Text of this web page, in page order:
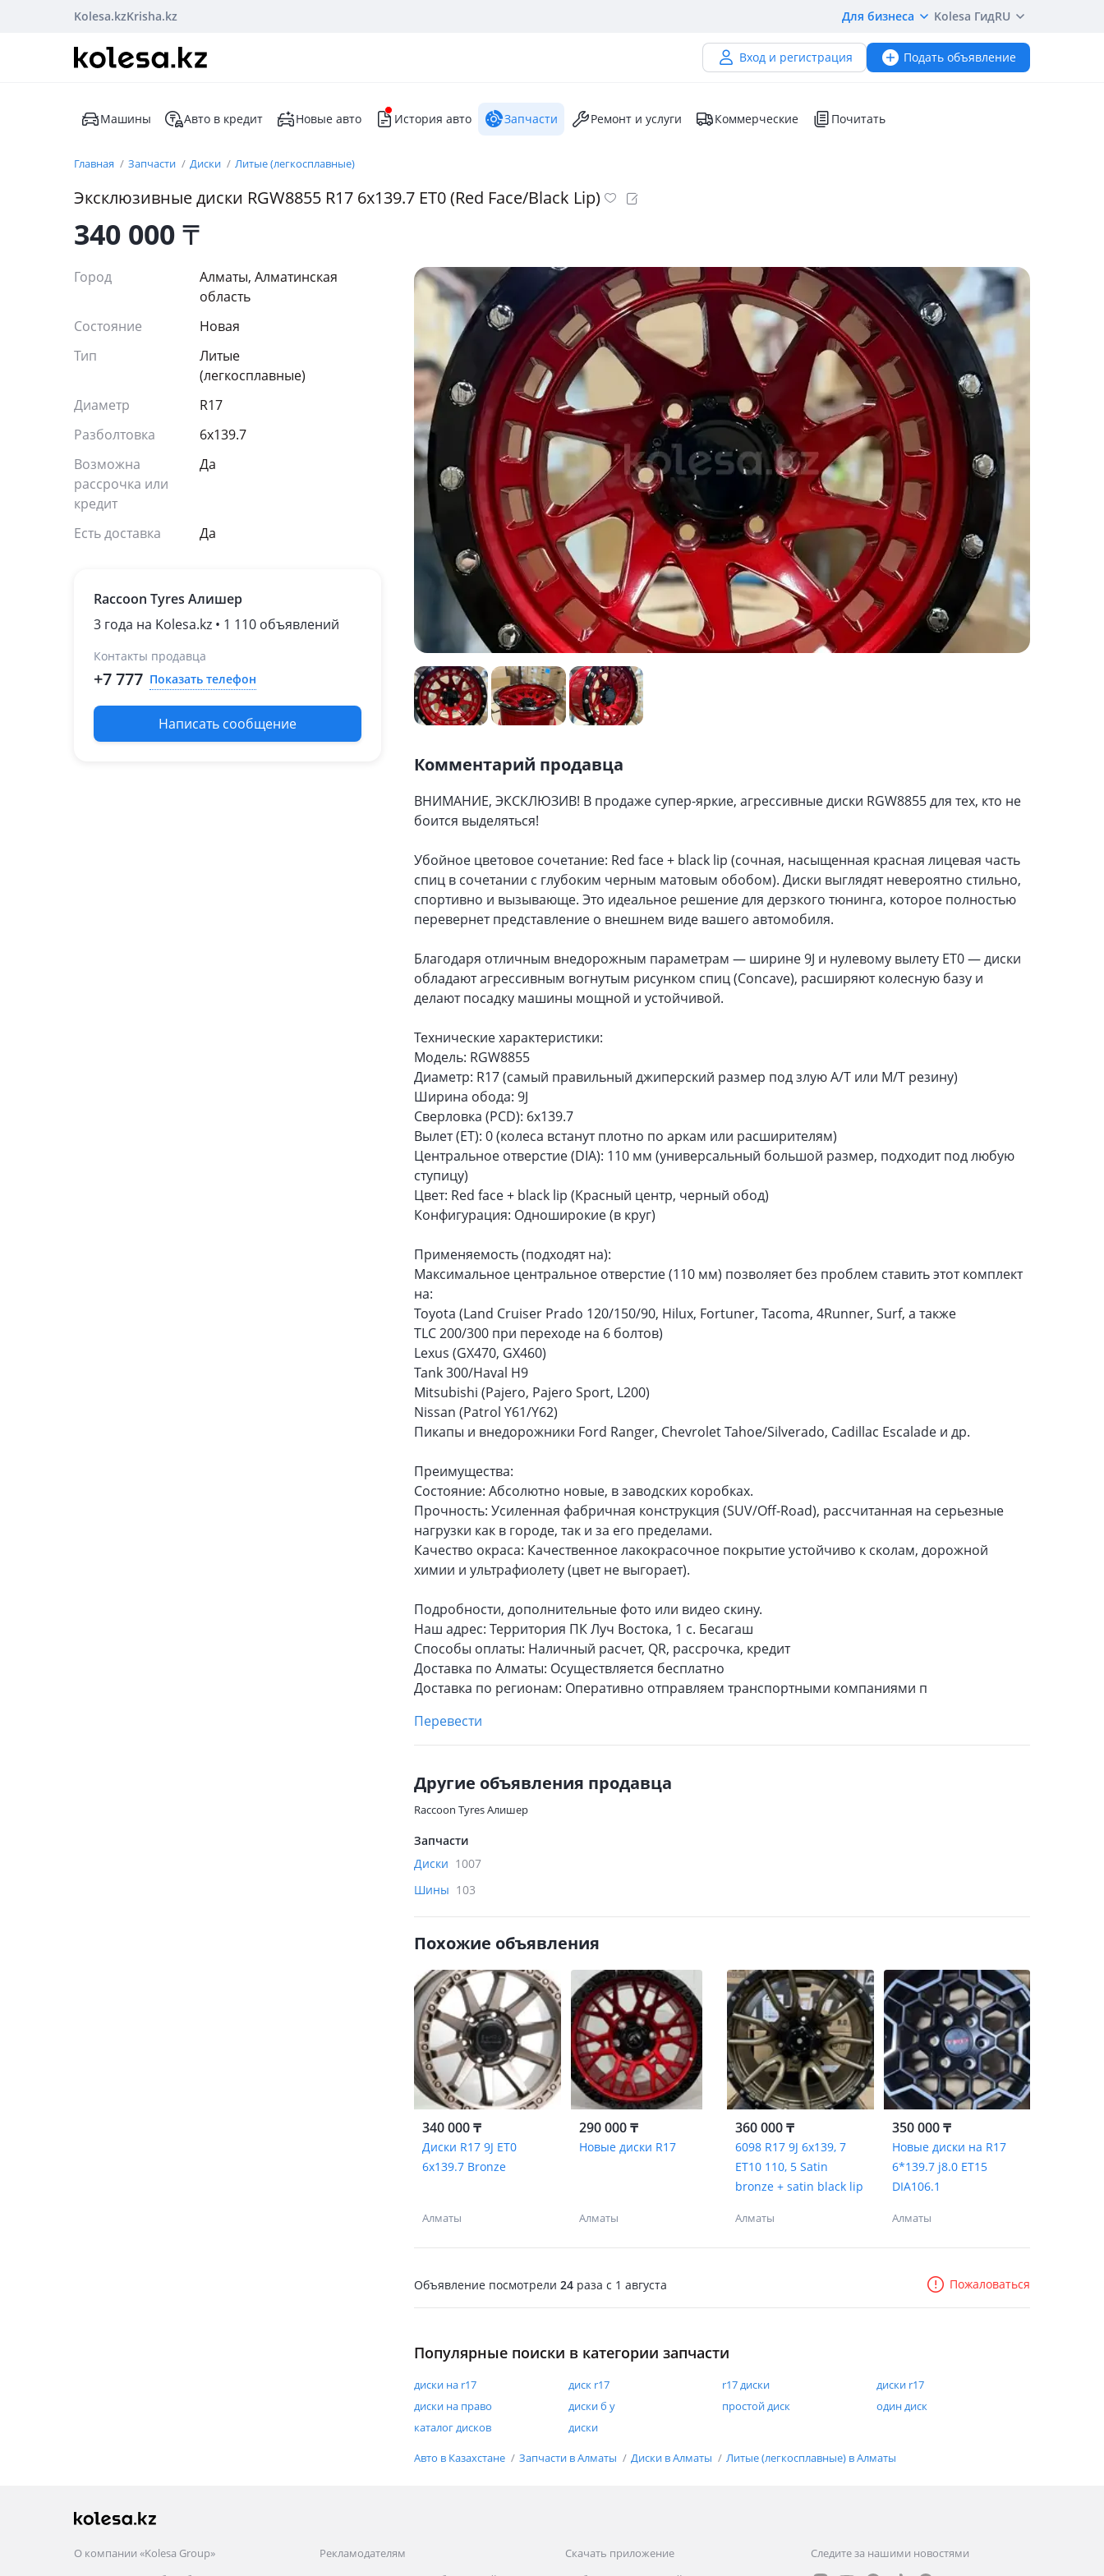
Kolesa.kzKrisha.kz Для бизнеса Kolesa ГидRU
Вход и регистрация Подать объявление
Машины Авто в кредит Новые авто История авто Запчасти Ремонт и услуги Коммерческие Почитать
Главная Запчасти Диски Литые (легкосплавные)
Эксклюзивные диски RGW8855 R17 6x139.7 ET0 (Red Face/Black Lip)
340 000₸
Город
Алматы, Алматинская
область
Состояние
Новая
Тип
Литые
(легкосплавные)
Диаметр
R17
Разболтовка
6x139.7
Возможна
рассрочка или
кредит
Да
Есть доставка Да
Raccoon Tyres Алишер
3 года на Kolesa.kz • 1 110 объявлений
Контакты продавца
+7 777 Показать телефон
Написать сообщение
Комментарий продавца
ВНИМАНИЕ, ЭКСКЛЮЗИВ! В продаже супер-яркие, агрессивные диски RGW8855 для тех, кто не
боится выделяться!
Убойное цветовое сочетание: Red face + black lip (сочная, насыщенная красная лицевая часть
спиц в сочетании с глубоким черным матовым обобом). Диски выглядят невероятно стильно,
спортивно и вызывающе. Это идеальное решение для дерзкого тюнинга, которое полностью
перевернет представление о внешнем виде вашего автомобиля.
Благодаря отличным внедорожным параметрам — ширине 9J и нулевому вылету ET0 — диски
обладают агрессивным вогнутым рисунком спиц (Concave), расширяют колесную базу и
делают посадку машины мощной и устойчивой.
Технические характеристики:
Модель: RGW8855
Диаметр: R17 (самый правильный джиперский размер под злую А/Т или М/Т резину)
Ширина обода: 9J
Сверловка (PCD): 6x139.7
Вылет (ET): 0 (колеса встанут плотно по аркам или расширителям)
Центральное отверстие (DIA): 110 мм (универсальный большой размер, подходит под любую
ступицу)
Цвет: Red face + black lip (Красный центр, черный обод)
Конфигурация: Одноширокие (в круг)
Применяемость (подходят на):
Максимальное центральное отверстие (110 мм) позволяет без проблем ставить этот комплект
на:
Toyota (Land Cruiser Prado 120/150/90, Hilux, Fortuner, Tacoma, 4Runner, Surf, а также
TLC 200/300 при переходе на 6 болтов)
Lexus (GX470, GX460)
Tank 300/Haval H9
Mitsubishi (Pajero, Pajero Sport, L200)
Nissan (Patrol Y61/Y62)
Пикапы и внедорожники Ford Ranger, Chevrolet Tahoe/Silverado, Cadillac Escalade и др.
Преимущества:
Состояние: Абсолютно новые, в заводских коробках.
Прочность: Усиленная фабричная конструкция (SUV/Off-Road), рассчитанная на серьезные
нагрузки как в городе, так и за его пределами.
Качество окраса: Качественное лакокрасочное покрытие устойчиво к сколам, дорожной
химии и ультрафиолету (цвет не выгорает).
Подробности, дополнительные фото или видео скину.
Наш адрес: Территория ПК Луч Востока, 1 с. Бесагаш
Способы оплаты: Наличный расчет, QR, рассрочка, кредит
Доставка по Алматы: Осуществляется бесплатно
Доставка по регионам: Оперативно отправляем транспортными компаниями п
Перевести
Другие объявления продавца
Raccoon Tyres Алишер
Запчасти
Диски 1007
Шины 103
Похожие объявления
340 000 ₸
Диски R17 9J ET0
6x139.7 Bronze
Алматы
290 000 ₸
Новые диски R17
Алматы
360 000 ₸
6098 R17 9J 6x139, 7
ET10 110, 5 Satin
bronze + satin black lip
Алматы
350 000 ₸
Новые диски на R17
6*139.7 j8.0 ET15
DIA106.1
Алматы
Объявление посмотрели 24 раза c 1 августа Пожаловаться
Популярные поиски в категории запчасти
диски на r17 диск r17 r17 диски
диски r17
диски на право
диски б у простой диск
один диск
каталог дисков
диски
Авто в Казахстане Запчасти в Алматы Диски в Алматы Литые (легкосплавные) в Алматы
О компании «Kolesa Group»
Рекламодателям
Скачать приложение
Следите за нашими новостями